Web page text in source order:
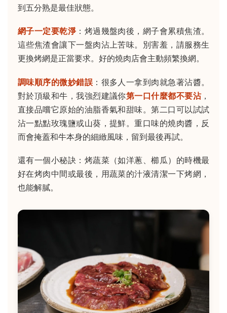
到五分熟是最佳狀態。
網子一定要乾淨：烤過幾盤肉後，網子會累積焦渣。
這些焦渣會讓下一盤肉沾上苦味。別害羞，請服務生
更換烤網是正當要求。好的燒肉店會主動頻繁換網。
調味順序的微妙錯誤 ：很多人一拿到肉就急著沾醬。
對於頂級和牛，我強烈建議你第一口什麼都不要沾，
直接品嚐它原始的油脂香氣和甜味。第二口可以試試
沾一點點玫瑰鹽或山葵，提鮮。重口味的燒肉醬，反
而會掩蓋和牛本身的細緻風味，留到最後再試。
還有一個小秘訣：烤蔬菜（如洋蔥、櫛瓜）的時機最
好在烤肉中間或最後，用蔬菜的汁液清潔一下烤網，
也能解膩。